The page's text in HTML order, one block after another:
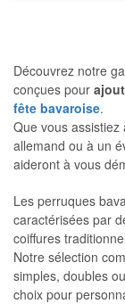
Découvrez notre
conçues pour
fête bavaroise.
Que vous
allemand ou à un
aideront à vous
Les perruques
caractérisées par
coiffures
Notre sélection
simples, doubles
choix pour